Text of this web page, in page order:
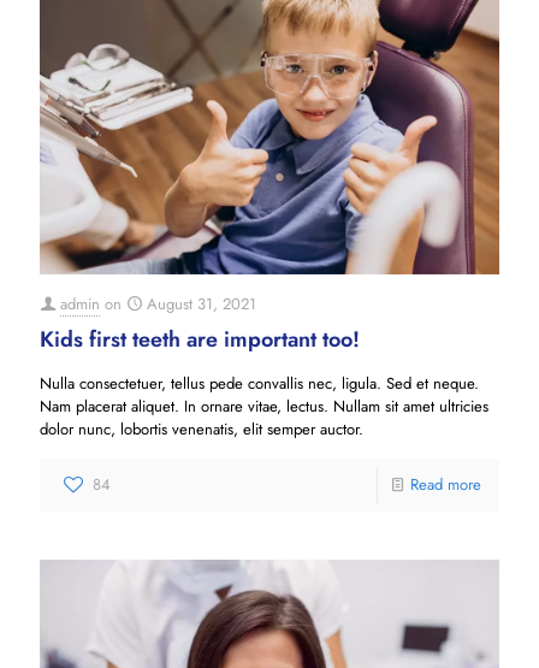
admin on August 31, 2021
Kids first teeth are important too!
Nulla consectetuer, tellus pede convallis nec, ligula. Sed et neque.
Nam placerat aliquet. In ornare vitae, lectus. Nullam sit amet ultricies
dolor nunc, lobortis venenatis, elit semper auctor.
84 Read more